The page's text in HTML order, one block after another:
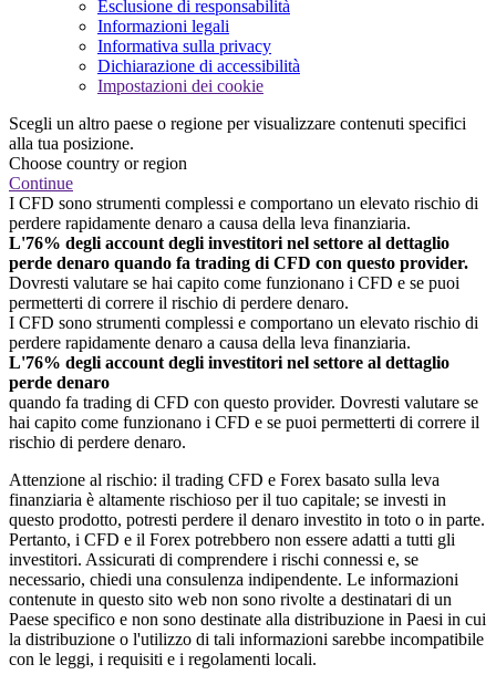
Esclusione di responsabilità
Informazioni legali
Informativa sulla privacy
Dichiarazione di accessibilità
Impostazioni dei cookie
Scegli un altro paese o regione per visualizzare contenuti specifici
alla tua posizione.
Choose country or region
Continue
I CFD sono strumenti complessi e comportano un elevato rischio di
perdere rapidamente denaro a causa della leva finanziaria.
L'76% degli account degli investitori nel settore al dettaglio
perde denaro quando fa trading di CFD con questo provider.
Dovresti valutare se hai capito come funzionano i CFD e se puoi
permetterti di correre il rischio di perdere denaro.
I CFD sono strumenti complessi e comportano un elevato rischio di
perdere rapidamente denaro a causa della leva finanziaria.
L'76% degli account degli investitori nel settore al dettaglio
perde denaro
quando fa trading di CFD con questo provider. Dovresti valutare se
hai capito come funzionano i CFD e se puoi permetterti di correre il
rischio di perdere denaro.
Attenzione al rischio: il trading CFD e Forex basato sulla leva
finanziaria è altamente rischioso per il tuo capitale; se investi in
questo prodotto, potresti perdere il denaro investito in toto o in parte.
Pertanto, i CFD e il Forex potrebbero non essere adatti a tutti gli
investitori. Assicurati di comprendere i rischi connessi e, se
necessario, chiedi una consulenza indipendente. Le informazioni
contenute in questo sito web non sono rivolte a destinatari di un
Paese specifico e non sono destinate alla distribuzione in Paesi in cui
la distribuzione o l'utilizzo di tali informazioni sarebbe incompatibile
con le leggi, i requisiti e i regolamenti locali.